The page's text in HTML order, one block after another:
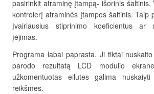
pasirinkit atraminę įtampą- išorinis
kontrolerį atraminės įtampos šaltinis. Taip
įvairiausius stiprinimo koeficientus ar
įėjimas.
Programa labai paprasta. Ji tiktai
parodo rezultatą LCD modulio
užkomentuotas eilutes galima
reikšmes.